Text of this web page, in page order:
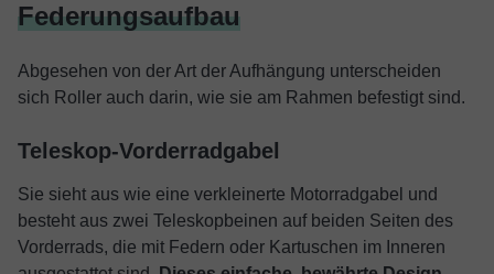
Federungsaufbau
Abgesehen von der Art der Aufhängung unterscheiden
sich Roller auch darin, wie sie am Rahmen befestigt sind.
Teleskop-Vorderradgabel
Sie sieht aus wie eine verkleinerte Motorradgabel und
besteht aus zwei Teleskopbeinen auf beiden Seiten des
Vorderrads, die mit Federn oder Kartuschen im Inneren